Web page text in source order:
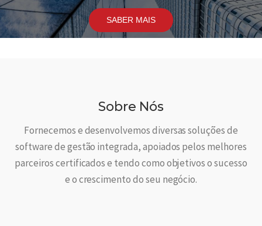
SABER MAIS
Sobre Nós
Fornecemos e desenvolvemos diversas soluções de
software de gestão integrada, apoiados pelos melhores
parceiros certificados e tendo como objetivos o sucesso
e o crescimento do seu negócio.